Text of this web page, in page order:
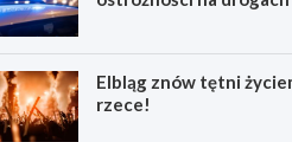
Elbląg znów tętni
rzece!